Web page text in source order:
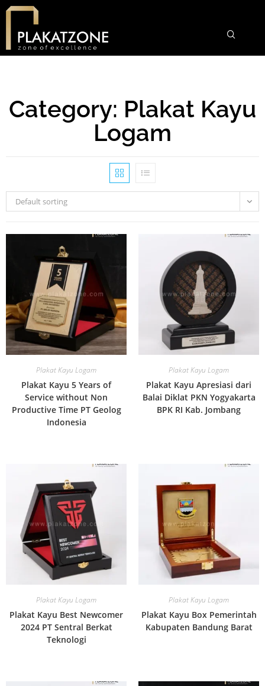
Category: Plakat Kayu
Logam
Default sorting
Plakat Kayu Logam
Plakat Kayu 5 Years of
Service without Non
Productive Time PT Geolog
Indonesia
Plakat Kayu Logam
Plakat Kayu Apresiasi dari
Balai Diklat PKN Yogyakarta
BPK RI Kab. Jombang
Plakat Kayu Logam
Plakat Kayu Best Newcomer
2024 PT Sentral Berkat
Teknologi
Plakat Kayu Logam
Plakat Kayu Box Pemerintah
Kabupaten Bandung Barat